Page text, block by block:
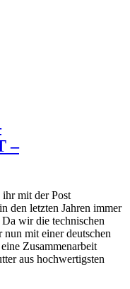
–
mit der Post
den letzten Jahren immer
wir die technischen
mit einer deutschen
Zusammenarbeit
aus hochwertigsten